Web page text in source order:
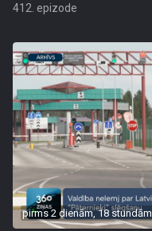
412. epizode
pirms 2 dienām, 18 stundām